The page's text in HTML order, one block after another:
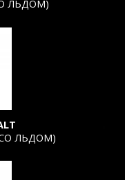
ЛЬДОМ)
ЛЬДОМ)